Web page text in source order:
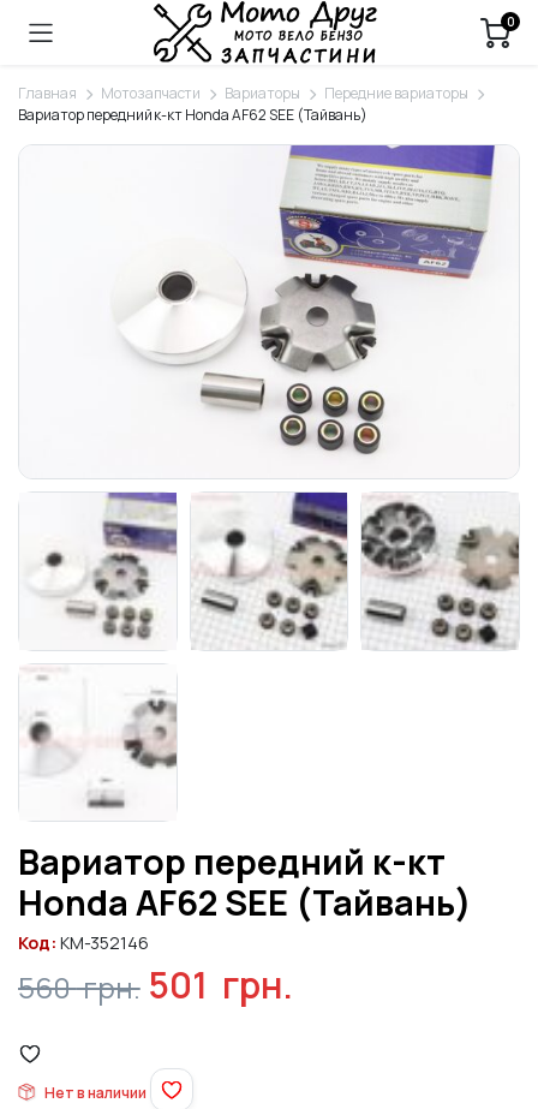
0
Главная Мотозапчасти Вариаторы
Передние вариаторы
Вариатор передний к-кт Honda AF62 SEE (Тайвань)
Вариатор передний к-кт
Honda AF62 SEE (Тайвань)
Код: KM-352146
560грн. Первоначальная
составляла
501 грн.
Нет в наличии